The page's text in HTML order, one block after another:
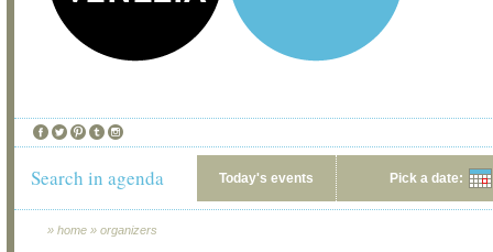
Search in agenda Today's events Pick a date:
» home » organizers